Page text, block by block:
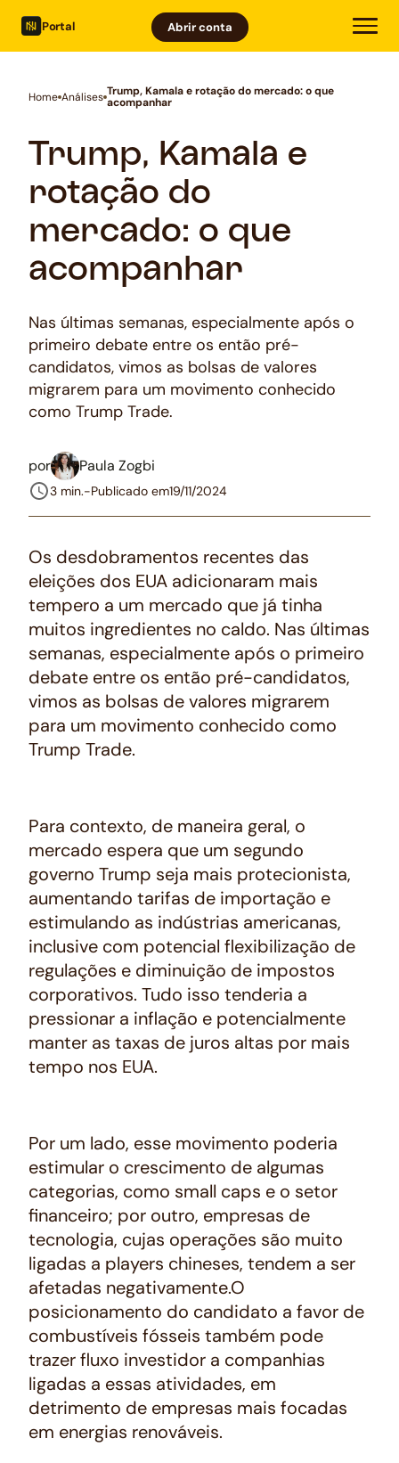
Portal Abrir conta
Home Análises Trump, Kamala e rotação do mercado: o que
acompanhar
Trump, Kamala e
rotação do
mercado: o que
acompanhar
Nas últimas semanas, especialmente após o
primeiro debate entre os então pré-
candidatos, vimos as bolsas de valores
migrarem para um movimento conhecido
como Trump Trade.
por Paula Zogbi
3 min.-Publicado em19/11/2024
Os desdobramentos recentes das
eleições dos EUA adicionaram mais
tempero a um mercado que já tinha
muitos ingredientes no caldo. Nas últimas
semanas, especialmente após o primeiro
debate entre os então pré-candidatos,
vimos as bolsas de valores migrarem
para um movimento conhecido como
Trump Trade.
Para contexto, de maneira geral, o
mercado espera que um segundo
governo Trump seja mais protecionista,
aumentando tarifas de importação e
estimulando as indústrias americanas,
inclusive com potencial flexibilização de
regulações e diminuição de impostos
corporativos. Tudo isso tenderia a
pressionar a inflação e potencialmente
manter as taxas de juros altas por mais
tempo nos EUA.
Por um lado, esse movimento poderia
estimular o crescimento de algumas
categorias, como small caps e o setor
financeiro; por outro, empresas de
tecnologia, cujas operações são muito
ligadas a players chineses, tendem a ser
afetadas negativamente.O
posicionamento do candidato a favor de
combustíveis fósseis também pode
trazer fluxo investidor a companhias
ligadas a essas atividades, em
detrimento de empresas mais focadas
em energias renováveis.